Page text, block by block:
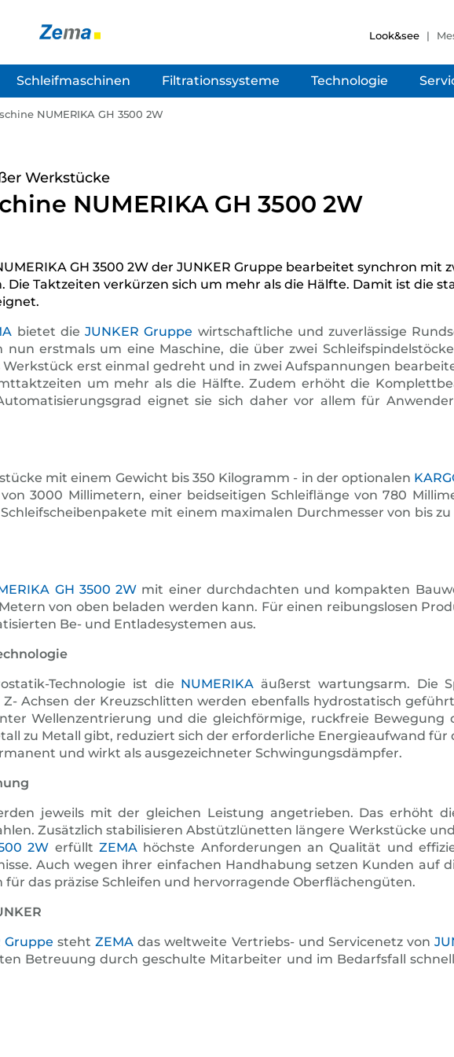
Look&see
Schleifmaschinen Filtrationssysteme Technologie
NUMERIKA GH 3500 2W
Werkstücke
NUMERIKA GH 3500 2W
GH 3500 2W der JUNKER Gruppe bearbeitet synchron mit
Die Taktzeiten verkürzen sich um mehr als die Hälfte. Damit ist die
bietet dieJUNKER Gruppe wirtschaftliche und zuverlässige
erstmals um eine Maschine, die über zwei
erst einmal gedreht und in zwei Aufspannungen
um mehr als die Hälfte. Zudem erhöht die
eignet sie sich daher vor allem für
mit einem Gewicht bis 350 Kilogramm - in der optionalen
3000 Millimetern, einer beidseitigen Schleiflänge von 780
mit einem maximalen Durchmesser von bis
GH 3500 2W mit einer durchdachten und kompakten
von oben beladen werden kann. Für einen reibungslosen
Be- und Entladesystemen aus.
Technologie ist die NUMERIKA äußerst wartungsarm. Die
Achsen der Kreuzschlitten werden ebenfalls hydrostatisch
Wellenzentrierung und die gleichförmige, ruckfreie Bewegung
zu Metall gibt, reduziert sich der erforderliche Energieaufwand
und wirkt als ausgezeichneter Schwingungsdämpfer.
jeweils mit der gleichen Leistung angetrieben. Das erhöht
Zusätzlich stabilisieren Abstützlünetten längere Werkstücke
2W erfülltZEMA höchste Anforderungen an Qualität und
Auch wegen ihrer einfachen Handhabung setzen Kunden auf
das präzise Schleifen und hervorragende Oberflächengüten.
Gruppe stehtZEMA das weltweite Vertriebs- und Servicenetz von
Betreuung durch geschulte Mitarbeiter und im Bedarfsfall